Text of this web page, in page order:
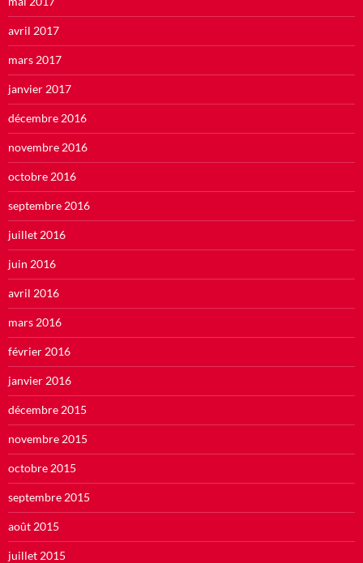
avril 2017
mars 2017
janvier 2017
décembre 2016
novembre 2016
octobre 2016
septembre 2016
juillet 2016
juin 2016
avril 2016
mars 2016
février 2016
janvier 2016
décembre 2015
novembre 2015
octobre 2015
septembre 2015
août 2015
juillet 2015